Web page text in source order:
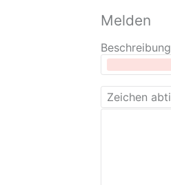
Melden
Beschreibung